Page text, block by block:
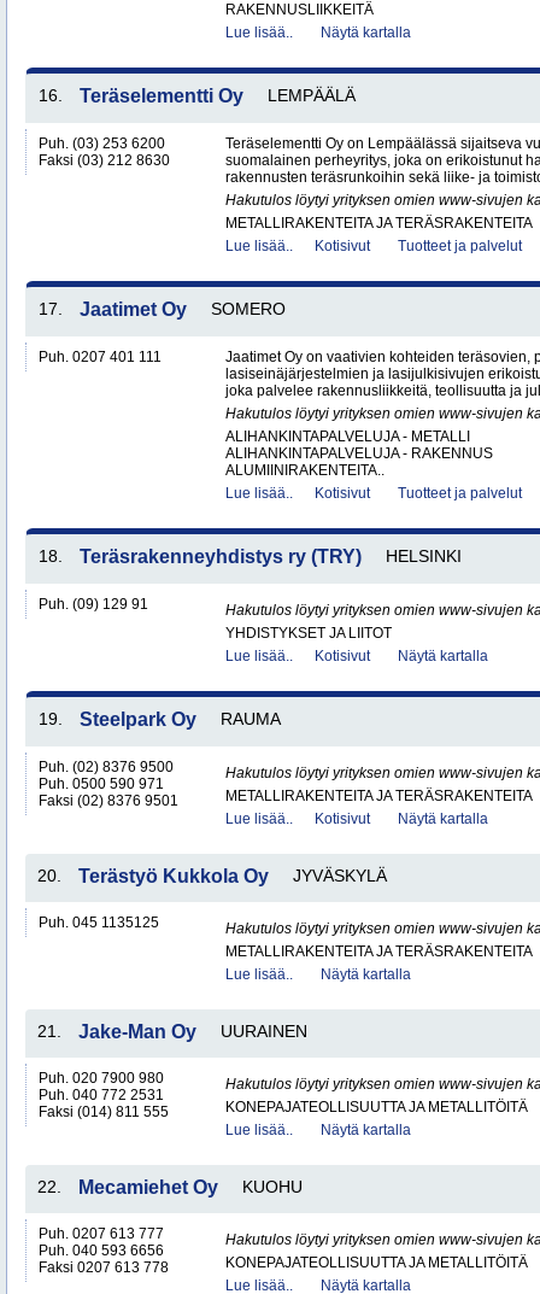
RAKENNUSLIIKKEITÄ
Lue lisää..
Näytä kartalla
16. Teräselementti Oy LEMPÄÄLÄ
Puh. (03) 253 6200
Faksi (03) 212 8630
Teräselementti Oy on Lempäälässä sijaitseva
suomalainen perheyritys, joka on erikoistunut
rakennusten teräsrunkoihin sekä liike- ja
Hakutulos löytyi yrityksen omien www-sivujen
METALLIRAKENTEITA JA TERÄSRAKENTEITA
Lue lisää..
Kotisivut Tuotteet ja palvelut
17. Jaatimet Oy SOMERO
Puh. 0207 401 111
Jaatimet Oy on vaativien kohteiden teräsovien,
lasiseinäjärjestelmien ja lasijulkisivujen
joka palvelee rakennusliikkeitä, teollisuutta ja
Hakutulos löytyi yrityksen omien www-sivujen
ALIHANKINTAPALVELUJA - METALLI
ALIHANKINTAPALVELUJA - RAKENNUS
ALUMIINIRAKENTEITA..
Lue lisää..
Kotisivut Tuotteet ja palvelut
18. Teräsrakenneyhdistys ry (TRY) HELSINKI
Puh. (09) 129 91
Hakutulos löytyi yrityksen omien www-sivujen
YHDISTYKSET JA LIITOT
Lue lisää..
Kotisivut Näytä kartalla
19. Steelpark Oy RAUMA
Puh. (02) 8376 9500
Puh. 0500 590 971
Faksi (02) 8376 9501
Hakutulos löytyi yrityksen omien www-sivujen
METALLIRAKENTEITA JA TERÄSRAKENTEITA
Lue lisää..
Kotisivut Näytä kartalla
20. Terästyö Kukkola Oy JYVÄSKYLÄ
Puh. 045 1135125
Hakutulos löytyi yrityksen omien www-sivujen
METALLIRAKENTEITA JA TERÄSRAKENTEITA
Lue lisää..
Näytä kartalla
21. Jake-Man Oy UURAINEN
Puh. 020 7900 980
Puh. 040 772 2531
Faksi (014) 811 555
Hakutulos löytyi yrityksen omien www-sivujen
KONEPAJATEOLLISUUTTA JA METALLITÖITÄ
Lue lisää..
Näytä kartalla
22. Mecamiehet Oy KUOHU
Puh. 0207 613 777
Puh. 040 593 6656
Faksi 0207 613 778
Hakutulos löytyi yrityksen omien www-sivujen
KONEPAJATEOLLISUUTTA JA METALLITÖITÄ
Lue lisää..
Näytä kartalla